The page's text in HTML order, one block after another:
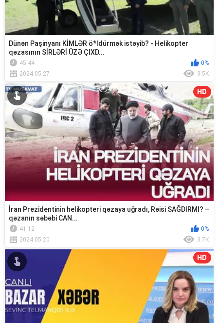
Dünən Paşinyanı KİMLƏR ö*ldürmək istəyib? - Helikopter
qəzasının SİRLƏRİ ÜZƏ ÇIXD...
45:44
0%
2024.05.27
3.5K
HD
İran Prezidentinin helikopteri qəzaya uğradı, Rəisi SAĞDIRMI? –
qəzanın səbəbi CAN...
41:12
0%
2024.05.20
3.7K
HD